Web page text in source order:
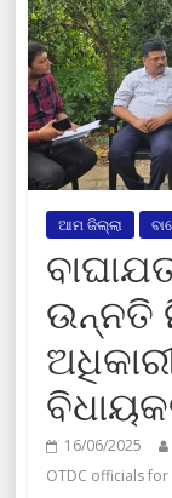
ଆମ ଜିଲ୍ଲା
ଉନ୍ନତି
16/06/2025
OTDC officials